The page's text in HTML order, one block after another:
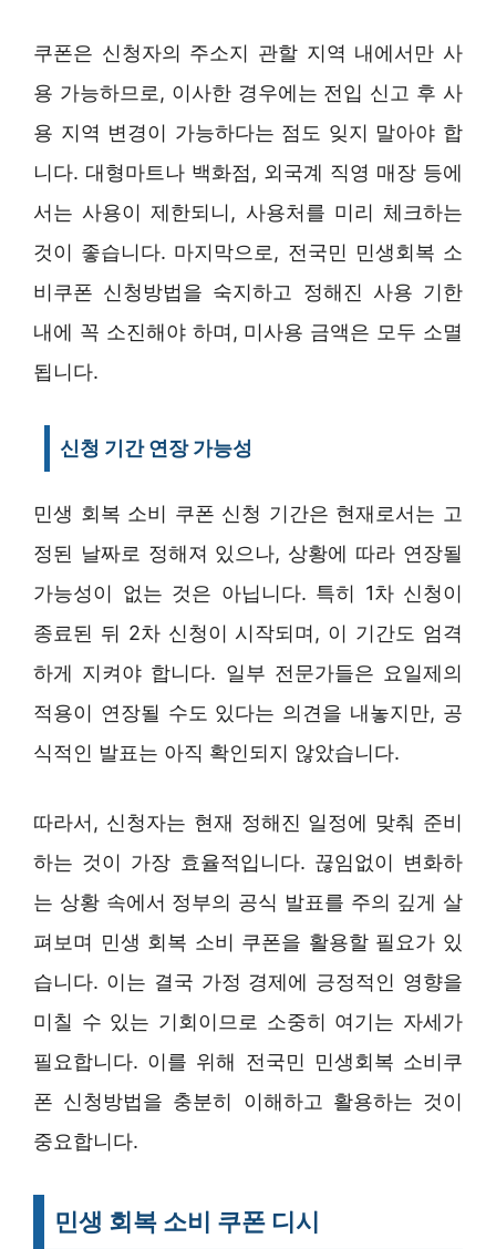
쿠폰은 신청자의 주소지 관할 지역 내에서만 사
용 가능하므로, 이사한 경우에는 전입 신고 후 사
용 지역 변경이 가능하다는 점도 잊지 말아야 합
니다. 대형마트나 백화점, 외국계 직영 매장 등에
서는 사용이 제한되니, 사용처를 미리 체크하는
것이 좋습니다. 마지막으로, 전국민 민생회복 소
비쿠폰 신청방법을 숙지하고 정해진 사용 기한
내에 꼭 소진해야 하며, 미사용 금액은 모두 소멸
됩니다.
신청 기간 연장 가능성
민생 회복 소비 쿠폰 신청 기간은 현재로서는 고
정된 날짜로 정해져 있으나, 상황에 따라 연장될
가능성이 없는 것은 아닙니다. 특히 1차 신청이
종료된 뒤 2차 신청이 시작되며, 이 기간도 엄격
하게 지켜야 합니다. 일부 전문가들은 요일제의
적용이 연장될 수도 있다는 의견을 내놓지만, 공
식적인 발표는 아직 확인되지 않았습니다.
따라서, 신청자는 현재 정해진 일정에 맞춰 준비
하는 것이 가장 효율적입니다. 끊임없이 변화하
는 상황 속에서 정부의 공식 발표를 주의 깊게 살
펴보며 민생 회복 소비 쿠폰을 활용할 필요가 있
습니다. 이는 결국 가정 경제에 긍정적인 영향을
미칠 수 있는 기회이므로 소중히 여기는 자세가
필요합니다. 이를 위해 전국민 민생회복 소비쿠
폰 신청방법을 충분히 이해하고 활용하는 것이
중요합니다.
민생 회복 소비 쿠폰 디시